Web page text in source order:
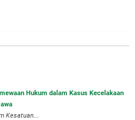
Hukum dalam Kasus Kecelakaan
Kesatuan...